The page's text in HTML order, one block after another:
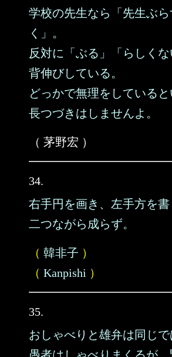
学校の先生なら「先生ぶ
く」。
反対に「ぶる」「らしく
背伸びしている。
どっかで無理をしている
長つづきはしませんよ。
（ 茅野宏 ）
34.
右手円を画き、左手方を書
二つながら成らず。
（ 韓非子 ）
（ Kanpishi ）
35.
おしゃべりと雄弁は同じで